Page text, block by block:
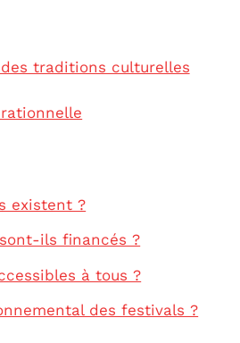
traditions culturelles
existent ?
ils financés ?
à tous ?
des festivals ?